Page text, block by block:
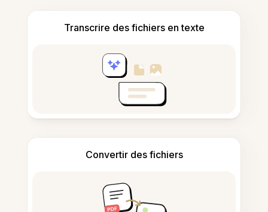
Transcrire des fichiers en texte
Convertir des fichiers